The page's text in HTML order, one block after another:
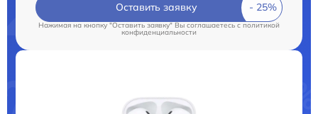
Оставить заявку
Нажимая на кнопку "Оставить заявку" Вы соглашаетесь cполитикой
конфиденциальности